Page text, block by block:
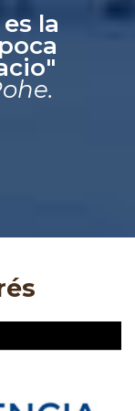
la